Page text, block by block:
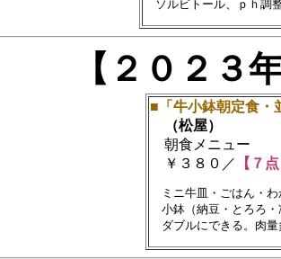
【２０２
■「牛小鉢朝定食・
（松屋）
朝食メニュー
￥３８０／ 【７
ミニ牛皿・ごはん・わ
小鉢（納豆・とろろ